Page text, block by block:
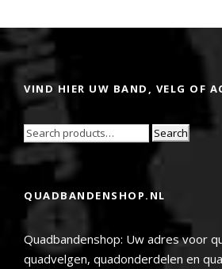
VIND HIER UW BAND, VELG OF
Search
QUADBANDENSHOP.NL
Quadbandenshop: Uw adres voor
quadvelgen, quadonderdelen en